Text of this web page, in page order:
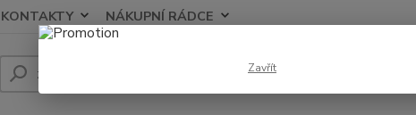
KONTAKTY NÁKUPNÍ RÁDCE
Hledat
Zavřít